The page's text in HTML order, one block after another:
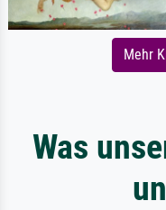
Mehr
Was